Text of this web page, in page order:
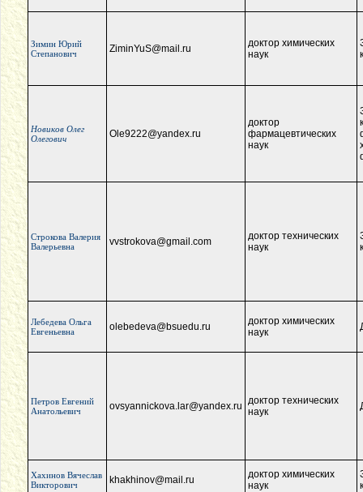
Зимин Юрий
Степанович
ZiminYuS@mail.ru
доктор химических
наук
Новиков Олег
Олегович
Ole9222@yandex.ru
доктор
фармацевтических
наук
Строкова Валерия
Валерьевна
vvstrokova@gmail.com
доктор технических
наук
Лебедева Ольга
Евгеньевна
olebedeva@bsuedu.ru
доктор химических
наук
Петров Евгений
Анатольевич
ovsyannickova.lar@yandex.ru доктор технических
наук
Хахинов Вячеслав
Викторович
khakhinov@mail.ru
доктор химических
наук